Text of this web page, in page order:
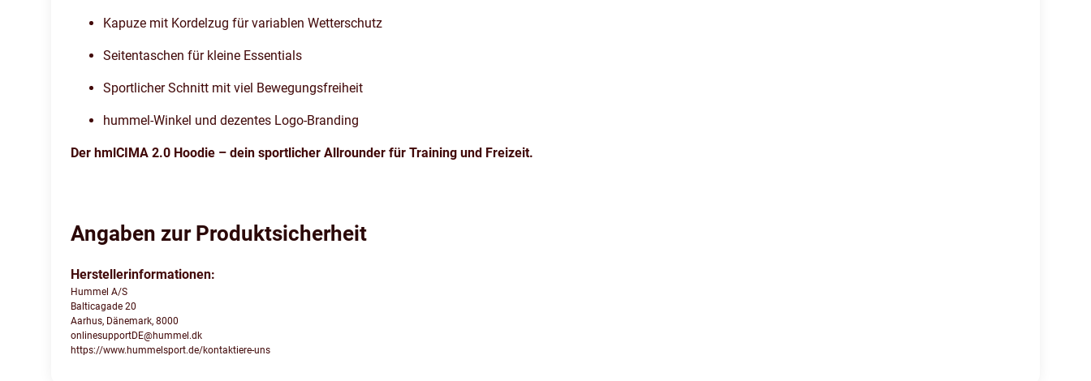
Kapuze mit Kordelzug für variablen Wetterschutz
Seitentaschen für kleine Essentials
Sportlicher Schnitt mit viel Bewegungsfreiheit
hummel-Winkel und dezentes Logo-Branding
Der hmlCIMA 2.0 Hoodie – dein sportlicher Allrounder für Training und Freizeit.
Angaben zur Produktsicherheit
Herstellerinformationen:
Hummel A/S
Balticagade 20
Aarhus, Dänemark, 8000
onlinesupportDE@hummel.dk
https://www.hummelsport.de/kontaktiere-uns